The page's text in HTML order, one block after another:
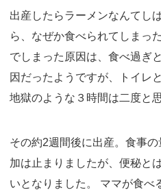
出産したらラーメンなんてし
ら、なぜか食べられてしまっ
でしまった原因は、食べ過ぎ
因だったようですが、トイレ
地獄のような３時間は二度と
その約2週間後に出産。食事
加は止まりましたが、便秘と
いとなりました。 ママが食べ